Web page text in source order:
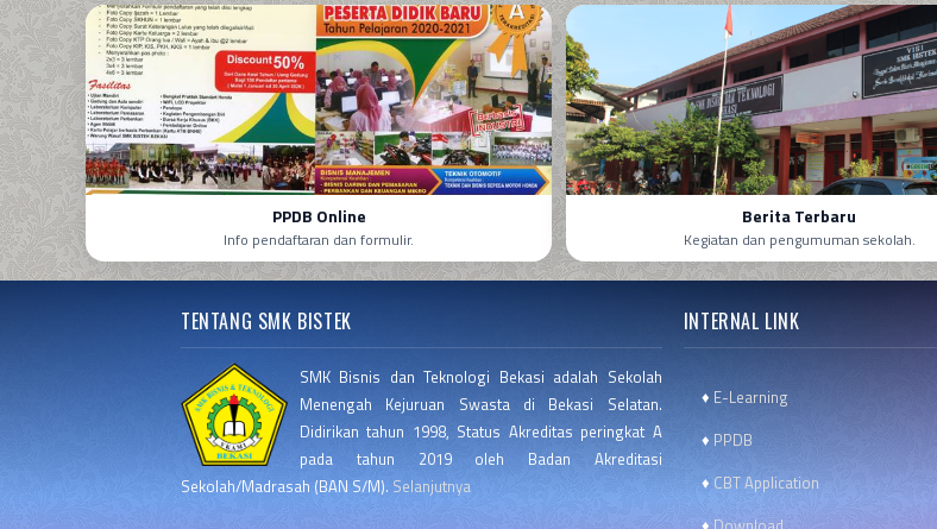
PPDB Online
Info pendaftaran dan formulir.
Berita Terbaru
Kegiatan dan pengumuman sekolah.
TENTANG SMK BISTEK
SMK Bisnis dan Teknologi Bekasi adalah Sekolah
Menengah Kejuruan Swasta di Bekasi Selatan.
Didirikan tahun 1998, Status Akreditas peringkat A
pada tahun 2019 oleh Badan Akreditasi
Sekolah/Madrasah (BAN S/M). Selanjutnya
INTERNAL LINK
♦ E-Learning
♦ PPDB
♦ CBT Application